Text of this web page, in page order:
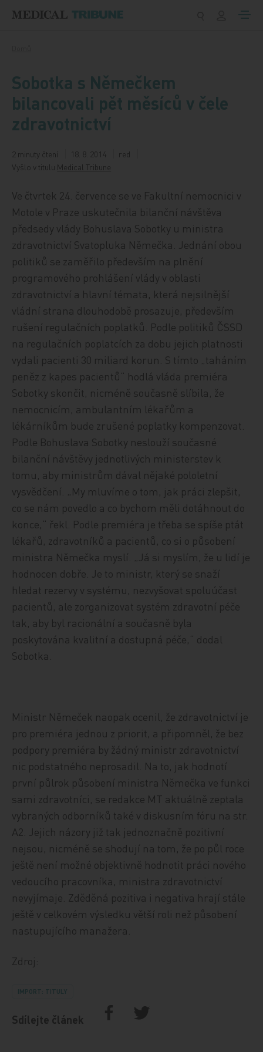
Sobotka s Němečkem
bilancovali pět měsíců v čele
zdravotnictví
2 minuty čtení 18. 8. 2014
red
Vyšlo v titulu Medical Tribune
Ve čtvrtek 24. července se ve Fakultní nemocnici v
Motole v Praze uskutečnila bilanční návštěva
předsedy vlády Bohuslava Sobotky u ministra
zdravotnictví Svatopluka Němečka. Jednání obou
politiků se zaměřilo především na plnění
programového prohlášení vlády v oblasti
zdravotnictví a hlavní témata, která nejsilnější
vládní strana dlouhodobě prosazuje, především
rušení regulačních poplatků. Podle politiků ČSSD
na regulačních poplatcích za dobu jejich platnosti
vydali pacienti 30 miliard korun. S tímto „taháním
peněz z kapes pacientů“ hodlá vláda premiéra
Sobotky skončit, nicméně současně slíbila, že
nemocnicím, ambulantním lékařům a
lékárníkům bude zrušené poplatky kompenzovat.
Podle Bohuslava Sobotky neslouží současné
bilanční návštěvy jednotlivých ministerstev k
tomu, aby ministrům dával nějaké pololetní
vysvědčení. „My mluvíme o tom, jak práci zlepšit,
co se nám povedlo a co bychom měli dotáhnout do
konce,“ řekl. Podle premiéra je třeba se spíše ptát
lékařů, zdravotníků a pacientů, co si o působení
ministra Němečka myslí. „Já si myslím, že u lidí je
hodnocen dobře. Je to ministr, který se snaží
hledat rezervy v systému, nezvyšovat spoluúčast
pacientů, ale zorganizovat systém zdravotní péče
tak, aby byl racionální a současně byla
poskytována kvalitní a dostupná péče,“ dodal
Sobotka.
Ministr Němeček naopak ocenil, že zdravotnictví je
pro premiéra jednou z priorit, a připomněl, že bez
podpory premiéra by žádný ministr zdravotnictví
nic podstatného neprosadil. Na to, jak hodnotí
první půlrok působení ministra Němečka ve funkci
sami zdravotníci, se redakce MT aktuálně zeptala
vybraných odborníků také v diskusním fóru na str.
A2. Jejich názory již tak jednoznačně pozitivní
nejsou, nicméně se shodují na tom, že po půl roce
ještě není možné objektivně hodnotit práci nového
vedoucího pracovníka, ministra zdravotnictví
nevyjímaje. Zděděná pozitiva i negativa hrají stále
ještě v celkovém výsledku větší roli než působení
nastupujícího manažera.
Zdroj:
IMPORT: TITULY
Sdílejte článek